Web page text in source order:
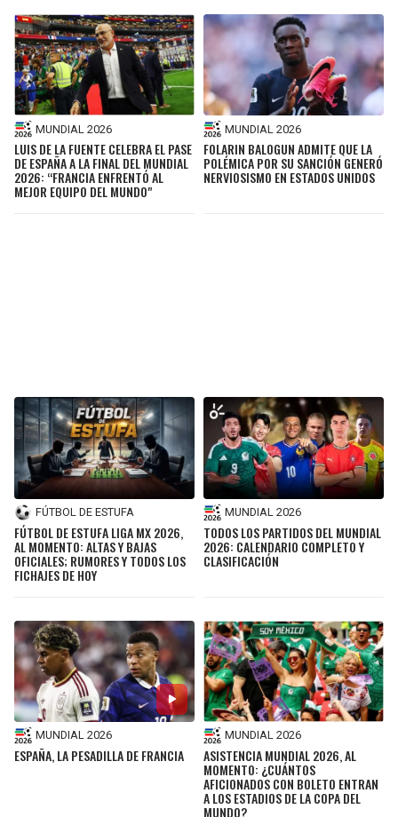
MUNDIAL 2026
LUIS DE LA FUENTE CELEBRA EL PASE
DE ESPAÑA A LA FINAL DEL MUNDIAL
2026: “FRANCIA ENFRENTÓ AL
MEJOR EQUIPO DEL MUNDO"
MUNDIAL 2026
FOLARIN BALOGUN ADMITE QUE LA
POLÉMICA POR SU SANCIÓN GENERÓ
NERVIOSISMO EN ESTADOS UNIDOS
FÚTBOL DE ESTUFA
FÚTBOL DE ESTUFA LIGA MX 2026,
AL MOMENTO: ALTAS Y BAJAS
OFICIALES; RUMORES Y TODOS LOS
FICHAJES DE HOY
MUNDIAL 2026
TODOS LOS PARTIDOS DEL MUNDIAL
2026: CALENDARIO COMPLETO Y
CLASIFICACIÓN
MUNDIAL 2026
ESPAÑA, LA PESADILLA DE FRANCIA
MUNDIAL 2026
ASISTENCIA MUNDIAL 2026, AL
MOMENTO: ¿CUÁNTOS
AFICIONADOS CON BOLETO ENTRAN
A LOS ESTADIOS DE LA COPA DEL
MUNDO?